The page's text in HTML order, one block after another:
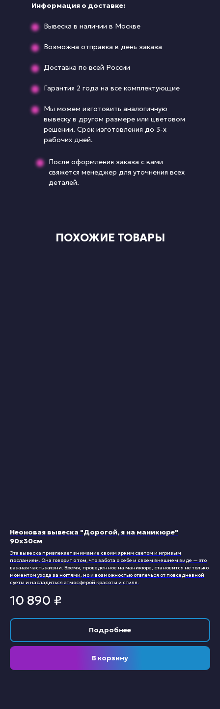
Вывеска в наличии в Москве
Возможна отправка в день заказа
Доставка по всей России
Гарантия 2 года на все комплектующие
Мы можем изготовить аналогичную
вывеску в другом размере или цветовом
решении. Срок изготовления до 3-х
рабочих дней.
После оформления заказа с вами
свяжется менеджер для уточнения всех
деталей.
Информация о доставке:
ПОХОЖИЕ ТОВАРЫ
Неоновая вывеска "Дорогой, я на маникюре"
90х30см
Эта вывеска привлекает внимание своим ярким светом и игривым
посланием. Она говорит о том, что забота о себе и своем внешнем виде — это
важная часть жизни. Время, проведенное на маникюре, становится не только
моментом ухода за ногтями, но и возможностью отвлечься от повседневной
суеты и насладиться атмосферой красоты и стиля.
10 890 ₽
Подробнее
В корзину